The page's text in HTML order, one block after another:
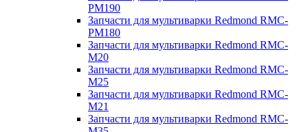
PM190
Запчасти для мультиварки Redmond RMC-
PM180
Запчасти для мультиварки Redmond RMC-
M20
Запчасти для мультиварки Redmond RMC-
M25
Запчасти для мультиварки Redmond RMC-
M21
Запчасти для мультиварки Redmond RMC-